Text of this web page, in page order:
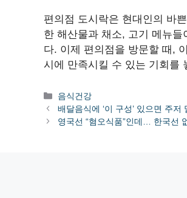
편의점 도시락은 현대인의 바
한 해산물과 채소, 고기 메뉴
다. 이제 편의점을 방문할 때,
시에 만족시킬 수 있는 기회를
카
테
고
음식건강
배달음식에 ‘이 구성’ 있으면 주
영국선 “혐오식품”인데… 한국선